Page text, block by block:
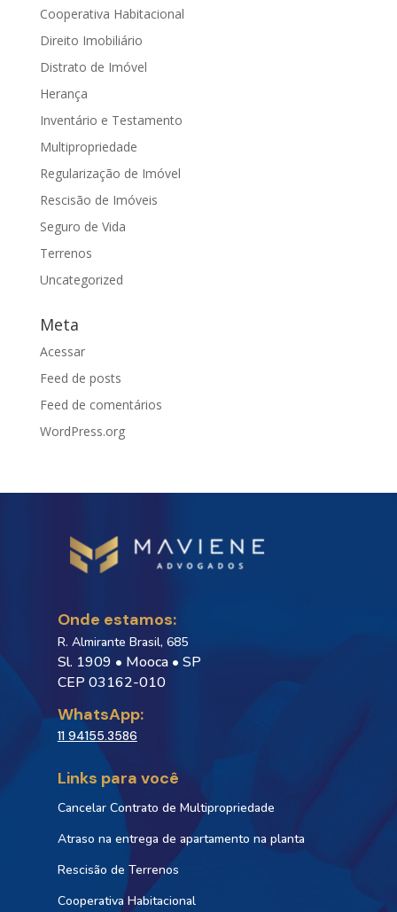
Cooperativa Habitacional
Direito Imobiliário
Distrato de Imóvel
Herança
Inventário e Testamento
Multipropriedade
Regularização de Imóvel
Rescisão de Imóveis
Seguro de Vida
Terrenos
Uncategorized
Meta
Acessar
Feed de posts
Feed de comentários
WordPress.org
Onde estamos:
R. Almirante Brasil, 685
Sl. 1909 • Mooca • SP
CEP 03162-010
WhatsApp:
11 94155.3586
Links para você
Cancelar Contrato de Multipropriedade
Atraso na entrega de apartamento na planta
Rescisão de Terrenos
Cooperativa Habitacional